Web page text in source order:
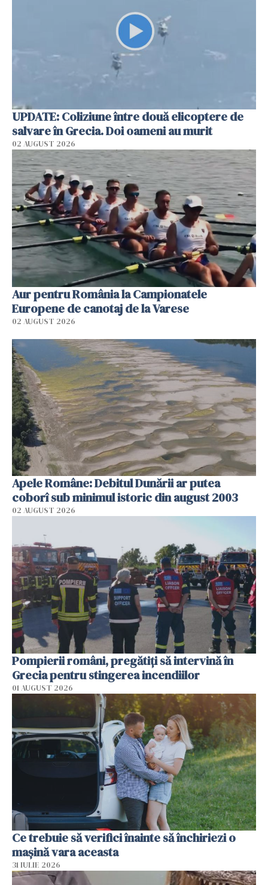
UPDATE: Coliziune între două elicoptere de
salvare în Grecia. Doi oameni au murit
02 AUGUST 2026
Aur pentru România la Campionatele
Europene de canotaj de la Varese
02 AUGUST 2026
Apele Române: Debitul Dunării ar putea
coborî sub minimul istoric din august 2003
02 AUGUST 2026
Pompierii români, pregătiţi să intervină în
Grecia pentru stingerea incendiilor
01 AUGUST 2026
Ce trebuie să verifici înainte să închiriezi o
mașină vara aceasta
31 IULIE 2026